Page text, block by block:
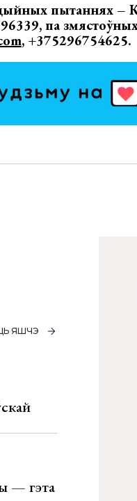
пытаннях
па
, +375296754625.
ЯШЧЭ
— гэта